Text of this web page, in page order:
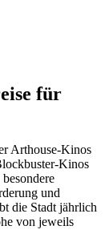
für
Kinos
und
die Stadt jährlich
von jeweils